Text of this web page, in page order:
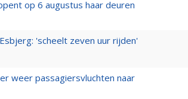
op 6 augustus haar deuren
'scheelt zeven uur rijden'
weer passagiersvluchten naar